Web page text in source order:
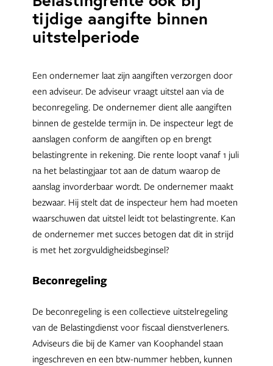
tijdige aangifte binnen
uitstelperiode
Een ondernemer laat zijn aangiften verzorgen door
een adviseur. De adviseur vraagt uitstel aan via de
beconregeling. De ondernemer dient alle aangiften
binnen de gestelde termijn in. De inspecteur legt de
aanslagen conform de aangiften op en brengt
belastingrente in rekening. Die rente loopt vanaf 1 juli
na het belastingjaar tot aan de datum waarop de
aanslag invorderbaar wordt. De ondernemer maakt
bezwaar. Hij stelt dat de inspecteur hem had moeten
waarschuwen dat uitstel leidt tot belastingrente. Kan
de ondernemer met succes betogen dat dit in strijd
is met het zorgvuldigheidsbeginsel?
Beconregeling
De beconregeling is een collectieve uitstelregeling
van de Belastingdienst voor fiscaal dienstverleners.
Adviseurs die bij de Kamer van Koophandel staan
ingeschreven en een btw-nummer hebben, kunnen